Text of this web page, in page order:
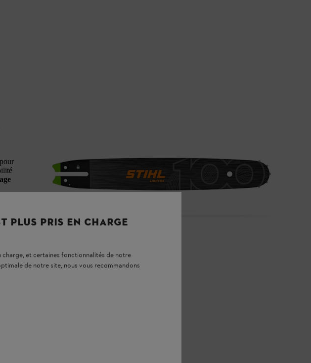
PLUS PRIS EN CHARGE
charge, et certaines fonctionnalités de notre
de notre site, nous vous recommandons